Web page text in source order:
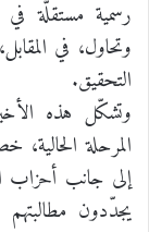
رسمية مستقلّة
وتحاول، في
التحقيق.
وتشكّل هذه
المرحلة الحالية،
إلى جانب أحزاب
يجدّدون